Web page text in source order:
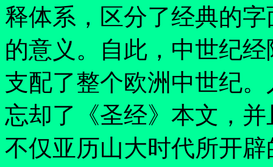
释体系，区分了经典的
的意义。自此，中世纪
支配了整个欧洲中世纪
忘却了《圣经》本文，
不仅亚历山大时代所开